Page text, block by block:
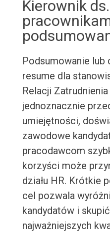
Kierownik
Podsumowanie lub
resume dla
Relacji
jednoznacznie
umiejętności,
zawodowe
pracodawcom
korzyści może
działu HR. Krótkie
cel pozwala
kandydatów i
najważniejszych